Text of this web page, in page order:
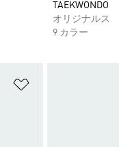
TAEKWONDO
オリジナルス
9 カラー